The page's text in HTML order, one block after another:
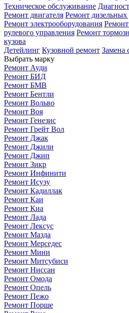
Техническое обслуживание
Ремонт двигателя Ремонт дизельных
Ремонт электрооборудования
рулевого управления Ремонт
кузова
Детейлинг Кузовной ремонт Замена
Выбрать марку
Ремонт Ауди
Ремонт БИД
Ремонт БМВ
Ремонт Бентли
Ремонт Вольво
Ремонт Воя
Ремонт Генезис
Ремонт Грейт Вол
Ремонт Джак
Ремонт Джили
Ремонт Джип
Ремонт Зикр
Ремонт Инфинити
Ремонт Исузу
Ремонт Кадиллак
Ремонт Каи
Ремонт Киа
Ремонт Лада
Ремонт Лексус
Ремонт Мазда
Ремонт Мерседес
Ремонт Мини
Ремонт Митсубиси
Ремонт Ниссан
Ремонт Омода
Ремонт Опель
Ремонт Пежо
Ремонт Порше